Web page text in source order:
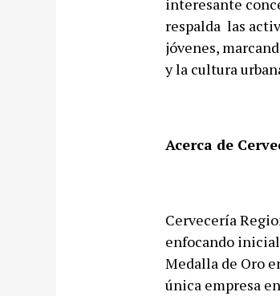
interesante
respalda las
jóvenes,
y la cultura
Acerca de
Cervecería
enfocando
Medalla de Oro
única empresa